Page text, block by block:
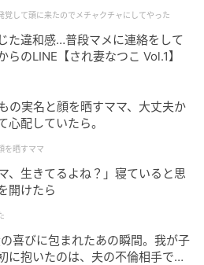
てやった
覚して頭に来たのでメチャクチャにしてやった
た違和感…普段マメに連絡をして
らのLINE【され妻なつこ Vol.1】
実名と顔を晒すママ、大丈夫か
心配していたら。
を晒すママ
生きてるよね？」寝ていると思
開けたら
喜びに包まれたあの瞬間。我が子
に抱いたのは、夫の不倫相手でし